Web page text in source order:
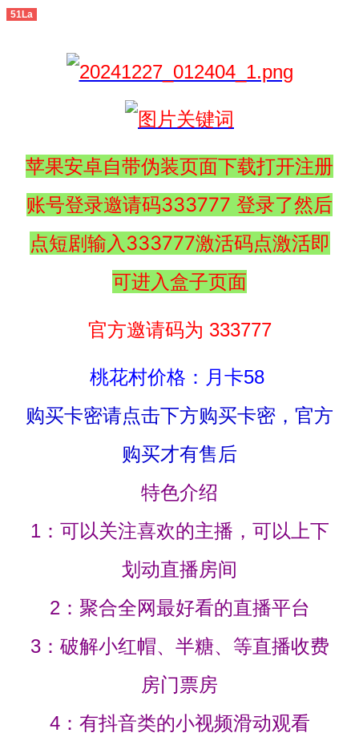
51La
苹果安卓自带伪装页面下载打开注册
账号登录邀请码333777 登录了然后
点短剧输入333777激活码点激活即
可进入盒子页面
官方邀请码为 333777
桃花村价格：月卡58
购买卡密请点击下方购买卡密，官方
购买才有售后
特色介绍
1：可以关注喜欢的主播，可以上下
划动直播房间
2：聚合全网最好看的直播平台
3：破解小红帽、半糖、等直播收费
房门票房
4：有抖音类的小视频滑动观看